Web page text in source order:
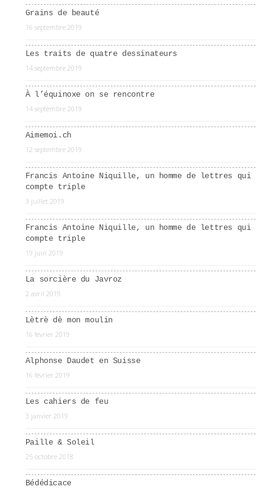
Grains de beauté
16 septembre 2019
Les traits de quatre dessinateurs
14 septembre 2019
À l’équinoxe on se rencontre
14 septembre 2019
Aimemoi.ch
12 septembre 2019
Francis Antoine Niquille, un homme de lettres qui
compte triple
3 juillet 2019
Francis Antoine Niquille, un homme de lettres qui
compte triple
19 juin 2019
La sorcière du Javroz
2 avril 2019
Lètrè dè mon moulin
16 février 2019
Alphonse Daudet en Suisse
16 février 2019
Les cahiers de feu
3 janvier 2019
Paille & Soleil
25 octobre 2018
Bédédicace